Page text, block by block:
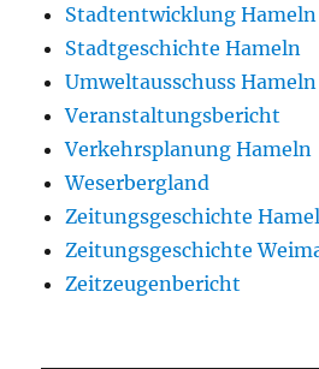
Stadtentwicklung Hameln
Stadtgeschichte Hameln
Umweltausschuss Hameln
Veranstaltungsbericht
Verkehrsplanung Hameln
Weserbergland
Zeitungsgeschichte
Zeitungsgeschichte
Zeitzeugenbericht